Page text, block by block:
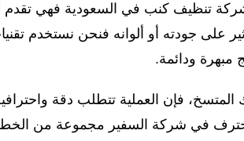
تنظيف كنب في السعودية فهي تقدم لك
على جودته أو ألوانه فنحن نستخدم
ودائمة.
المتسخ، فإن العملية تتطلب دقة
المحترف في شركة السفير مجموعة من